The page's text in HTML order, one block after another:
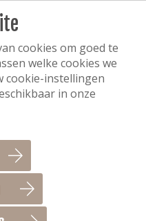
cookies om goed te
welke cookies we
cookie-instellingen
in onze